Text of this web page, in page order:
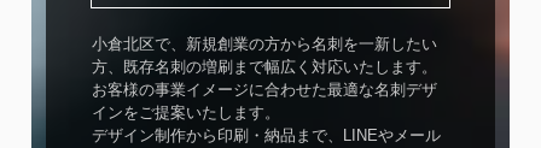
小倉北区で、新規創業の方から名刺を一新したい
方、既存名刺の増刷まで幅広く対応いたします。
お客様の事業イメージに合わせた最適な名刺デザ
インをご提案いたします。
デザイン制作から印刷・納品まで、LINEやメール